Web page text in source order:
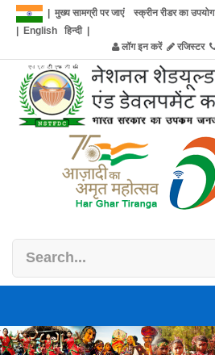
मुख्य सामग्री पर जाएं स्क्रीन रीडर का उपयोग
English हिन्दी|
लॉग इन करें
रजिस्टर